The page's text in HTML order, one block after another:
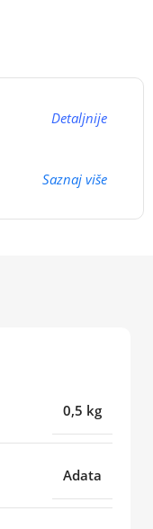
Detaljnije
Saznaj više
0,5 kg
Adata